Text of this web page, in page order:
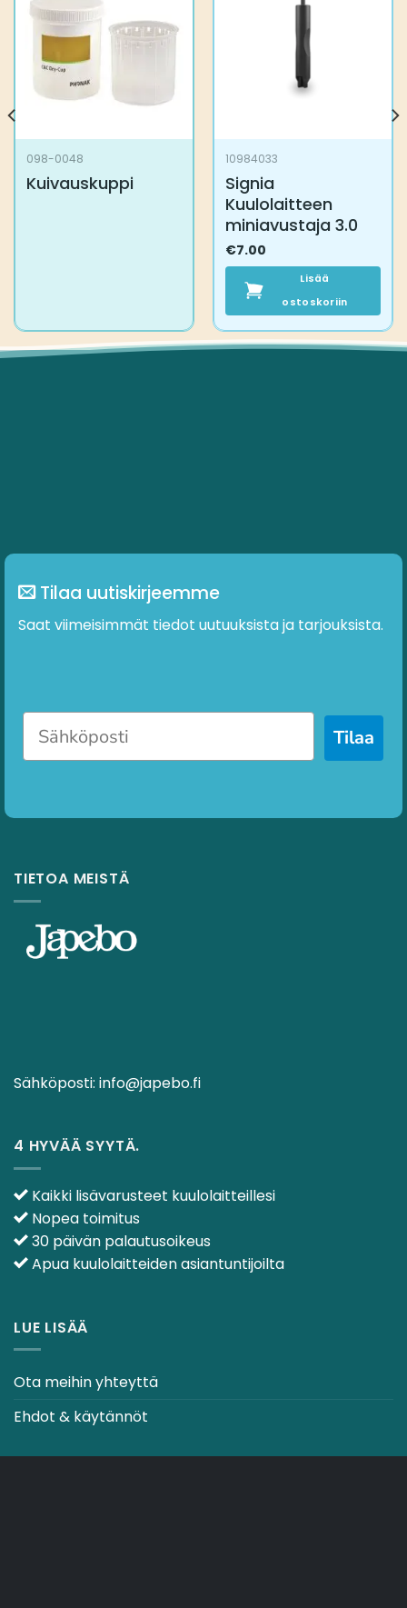
098-0048
Kuivauskuppi
10984033
Signia
Kuulolaitteen
miniavustaja 3.0
€7.00
Lisää
ostoskoriin
Tilaa uutiskirjeemme
Saat viimeisimmät tiedot uutuuksista ja tarjouksista.
Tilaa
TIETOA MEISTÄ
Sähköposti: info@japebo.fi
4 HYVÄÄ SYYTÄ.
Kaikki lisävarusteet kuulolaitteillesi
Nopea toimitus
30 päivän palautusoikeus
Apua kuulolaitteiden asiantuntijoilta
LUE LISÄÄ
Ota meihin yhteyttä
Ehdot & käytännöt